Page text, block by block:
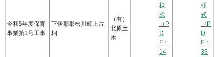
令和5年度保育
事業第1号工事
下伊那郡松川町上片
桐
（有）
北原土
木
様
式
（P
D
F：
14
様
式
（P
D
F：
33